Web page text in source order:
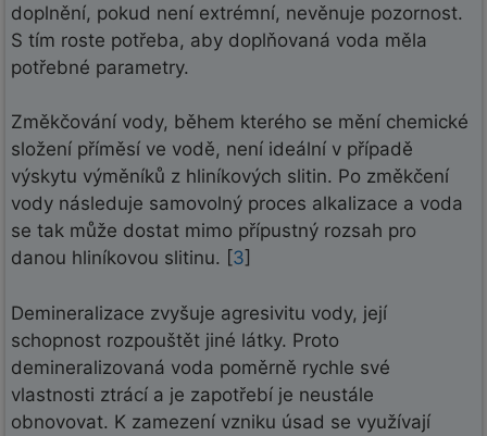
doplnění, pokud není extrémní, nevěnuje pozornost.
S tím roste potřeba, aby doplňovaná voda měla
potřebné parametry.
Změkčování vody, během kterého se mění chemické
složení příměsí ve vodě, není ideální v případě
výskytu výměníků z hliníkových slitin. Po změkčení
vody následuje samovolný proces alkalizace a voda
se tak může dostat mimo přípustný rozsah pro
danou hliníkovou slitinu. [3]
Demineralizace zvyšuje agresivitu vody, její
schopnost rozpouštět jiné látky. Proto
demineralizovaná voda poměrně rychle své
vlastnosti ztrácí a je zapotřebí je neustále
obnovovat. K zamezení vzniku úsad se využívají